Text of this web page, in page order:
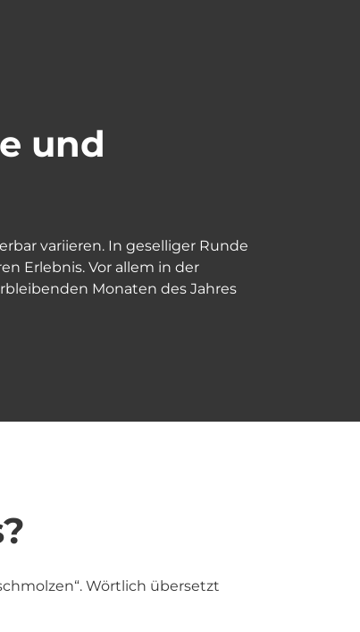
und
variieren. In geselliger Runde
Erlebnis. Vor allem in der
Monaten des Jahres
Wörtlich übersetzt